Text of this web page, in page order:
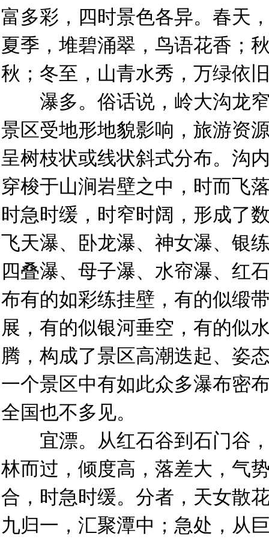
富多彩，四时景色各异。春天
夏季，堆碧涌翠，鸟语花香；
秋；冬至，山青水秀，万绿依
瀑多。俗话说，岭大沟龙窄
景区受地形地貌影响，旅游资
呈树枝状或线状斜式分布。沟
穿梭于山涧岩壁之中，时而飞
时急时缓，时窄时阔，形成了
飞天瀑、卧龙瀑、神女瀑、银
四叠瀑、母子瀑、水帘瀑、红
布有的如彩练挂壁，有的似缎
展，有的似银河垂空，有的似
腾，构成了景区高潮迭起、姿
一个景区中有如此众多瀑布密
全国也不多见。
宜漂。从红石谷到石门谷，
林而过，倾度高，落差大，气
合，时急时缓。分者，天女散
九归一，汇聚潭中；急处，从